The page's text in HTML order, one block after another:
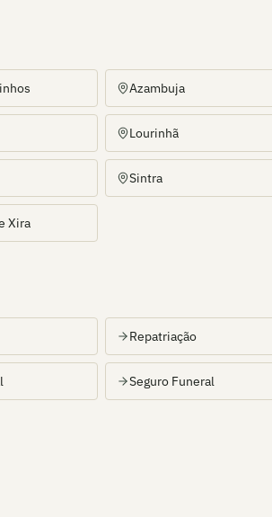
Azambuja
Lourinhã
Sintra
Xira
Repatriação
Seguro Funeral